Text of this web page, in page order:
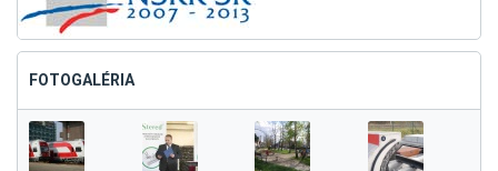
FOTOGALÉRIA